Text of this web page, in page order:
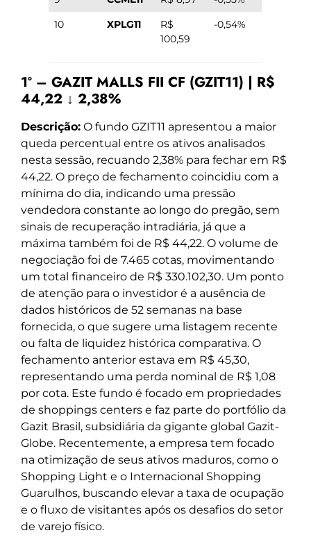
10
XPLG11
R$
100,59
-0,54%
1º – GAZIT MALLS FII CF (GZIT11) | R$
44,22 ↓ 2,38%
Descrição: O fundo GZIT11 apresentou a maior
queda percentual entre os ativos analisados
nesta sessão, recuando 2,38% para fechar em R$
44,22. O preço de fechamento coincidiu com a
mínima do dia, indicando uma pressão
vendedora constante ao longo do pregão, sem
sinais de recuperação intradiária, já que a
máxima também foi de R$ 44,22. O volume de
negociação foi de 7.465 cotas, movimentando
um total financeiro de R$ 330.102,30. Um ponto
de atenção para o investidor é a ausência de
dados históricos de 52 semanas na base
fornecida, o que sugere uma listagem recente
ou falta de liquidez histórica comparativa. O
fechamento anterior estava em R$ 45,30,
representando uma perda nominal de R$ 1,08
por cota. Este fundo é focado em propriedades
de shoppings centers e faz parte do portfólio da
Gazit Brasil, subsidiária da gigante global Gazit-
Globe. Recentemente, a empresa tem focado
na otimização de seus ativos maduros, como o
Shopping Light e o Internacional Shopping
Guarulhos, buscando elevar a taxa de ocupação
e o fluxo de visitantes após os desafios do setor
de varejo físico.